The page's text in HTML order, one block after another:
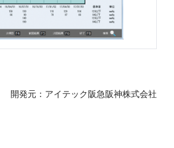
開発元：アイテック阪急阪神株式会社